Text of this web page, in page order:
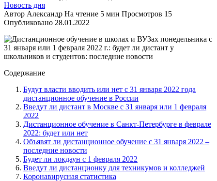
Новость дня
Автор Александр На чтение 5 мин Просмотров 15
Опубликовано 28.01.2022
Содержание
Будут власти вводить или нет с 31 января 2022 года
дистанционное обучение в России
Введут ли дистант в Москве с 31 января или 1 февраля
2022
Дистанционное обучение в Санкт-Петербурге в феврале
2022: будет или нет
Объявят ли дистанционное обучение с 31 января 2022 –
последние новости
Будет ли локдаун с 1 февраля 2022
Введут ли дистанционку для техникумов и колледжей
Коронавирусная статистика